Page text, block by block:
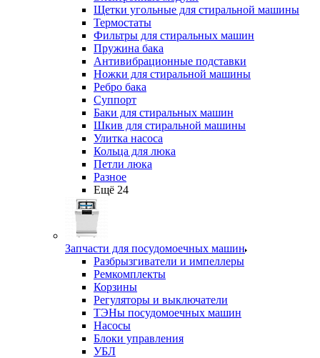
Щетки угольные для стиральной машины
Термостаты
Фильтры для стиральных машин
Пружина бака
Антивибрационные подставки
Ножки для стиральной машины
Ребро бака
Суппорт
Баки для стиральных машин
Шкив для стиральной машины
Улитка насоса
Кольца для люка
Петли люка
Разное
Ещё 24
Запчасти для посудомоечных машин
Разбрызгиватели и импеллеры
Ремкомплекты
Корзины
Регуляторы и выключатели
ТЭНы посудомоечных машин
Насосы
Блоки управления
УБЛ